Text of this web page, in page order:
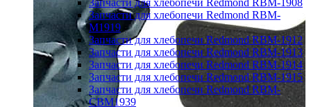
Запчасти для хлебопечи Redmond RBM-1908
Запчасти для хлебопечи Redmond RBM-
M1919
Запчасти для хлебопечи Redmond RBM-1912
Запчасти для хлебопечи Redmond RBM-1913
Запчасти для хлебопечи Redmond RBM-1914
Запчасти для хлебопечи Redmond RBM-1915
Запчасти для хлебопечи Redmond RBM-
CBM1939